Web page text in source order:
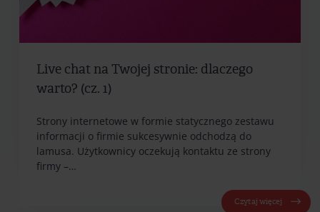
Live chat na Twojej stronie: dlaczego
warto? (cz. 1)
Strony internetowe w formie statycznego zestawu
informacji o firmie sukcesywnie odchodzą do
lamusa. Użytkownicy oczekują kontaktu ze strony
firmy –…
Czytaj więcej